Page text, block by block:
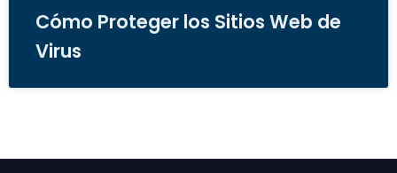
Cómo Proteger los Sitios Web de
Virus